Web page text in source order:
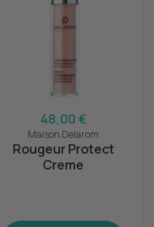
48,00 €
Maison Delarom
Rougeur Protect
Creme